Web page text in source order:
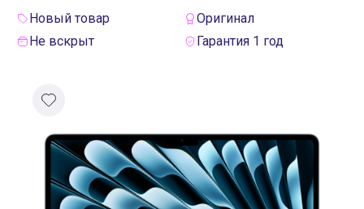
Договор оферты
Гарантия
Оплата
Новый товар
Оригинал
Не вскрыт
Гарантия 1 год